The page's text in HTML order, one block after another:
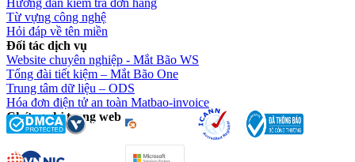
Hướng dẫn kiểm tra đơn hàng
Từ vựng công nghệ
Hỏi đáp về tên miền
Đối tác dịch vụ
Website chuyên nghiệp - Mắt Bão WS
Tổng đài tiết kiệm – Mắt Bão One
Trung tâm dữ liệu – ODS
Hóa đơn điện tử an toàn Matbao-invoice
Chứng chỉ trang web